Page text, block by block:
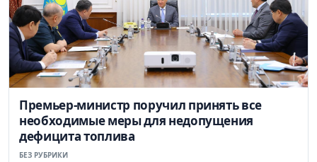
Премьер-министр поручил принять все
необходимые меры для недопущения
дефицита топлива
БЕЗ РУБРИКИ